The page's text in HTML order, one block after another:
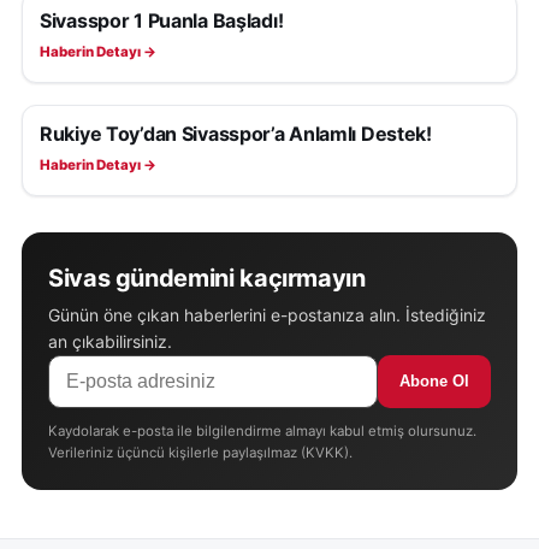
SIVASSPOR HABERLERI
Sivasspor 1 Puanla Başladı!
Haberin Detayı →
SIVASSPOR HABERLERI
Rukiye Toy’dan Sivasspor’a Anlamlı Destek!
Haberin Detayı →
Sivas gündemini kaçırmayın
Günün öne çıkan haberlerini e-postanıza alın. İstediğiniz
an çıkabilirsiniz.
Abone Ol
Kaydolarak e-posta ile bilgilendirme almayı kabul etmiş olursunuz.
Verileriniz üçüncü kişilerle paylaşılmaz (KVKK).